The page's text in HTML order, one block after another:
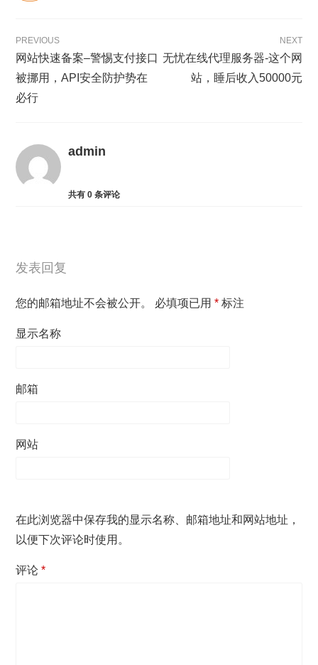
PREVIOUS
网站快速备案–警惕支付接口
被挪用，API安全防护势在
必行
NEXT
无忧在线代理服务器-这个网
站，睡后收入50000元
admin
共有0 条评论
发表回复
您的邮箱地址不会被公开。 必填项已用* 标注
显示名称
邮箱
网站
在此浏览器中保存我的显示名称、邮箱地址和网站地址，
以便下次评论时使用。
评论*